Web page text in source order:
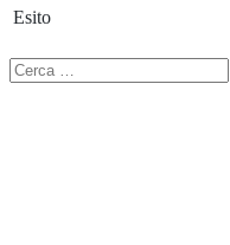
Esito
Ricerca
per: